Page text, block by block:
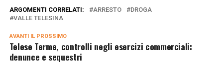
ARGOMENTI CORRELATI: ARRESTO
DROGA
VALLE TELESINA
AVANTI IL ​​PROSSIMO
Telese Terme, controlli negli esercizi commerciali:
denunce e sequestri